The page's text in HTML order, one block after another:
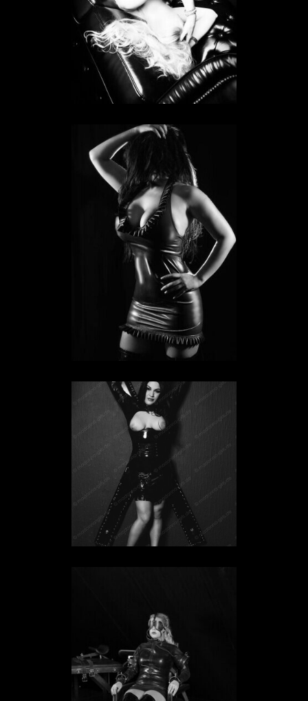
Sklavin Katja
SKLAVIN IN HESSEN
Sklavin Angelina
SKLAVIN IN HESSEN
Sklavin E-La
SKLAVIN IN HESSEN